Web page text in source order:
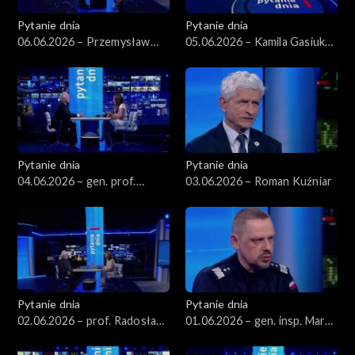
Pytanie dnia
06.06.2026 – Przemysław
Pytanie dnia
05.06.2026 – Kamila Gasiuk-
Pytanie dnia
04.06.2026 – gen. prof.
Pytanie dnia
03.06.2026 – Roman Kuźniar
Pytanie dnia
02.06.2026 – prof. Radosław
Pytanie dnia
01.06.2026 – gen. insp. Marek